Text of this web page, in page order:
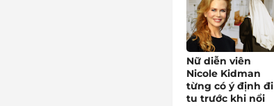
Nữ diễn viên
Nicole Kidman
từng có ý định đi
tu trước khi nổi